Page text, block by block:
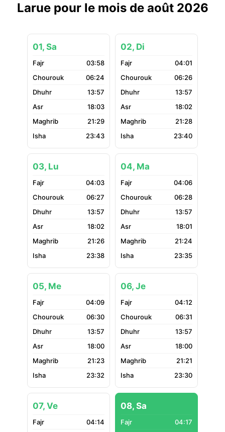
Larue pour le mois de août 2026
01, Sa
03:58
06:24
13:57
18:03
21:29
23:43
02, Di
04:01
06:26
13:57
18:02
21:28
23:40
03, Lu
04:03
06:27
13:57
18:02
21:26
23:38
04, Ma
04:06
06:28
13:57
18:01
21:24
23:35
05, Me
04:09
06:30
13:57
18:00
21:23
23:32
06, Je
04:12
06:31
13:57
18:00
21:21
23:30
07, Ve
04:14
08, Sa
04:17